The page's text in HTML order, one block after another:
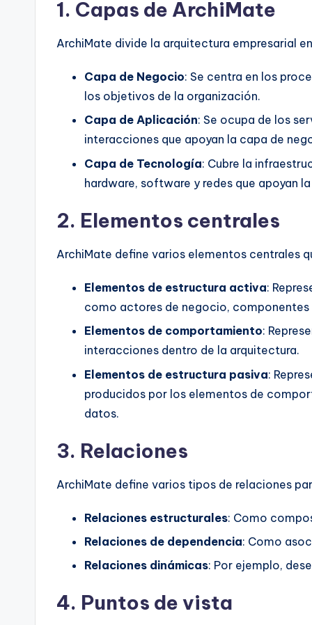
si
1. Capas de ArchiMate
ArchiMate divide la arquitectura empresarial
Capa de Negocio: Se centra en los
los objetivos de la organización.
Capa de Aplicación: Se ocupa de los
interacciones que apoyan la capa de
Capa de Tecnología: Cubre la
hardware, software y redes que apoyan
2. Elementos centrales
ArchiMate define varios elementos centrales
Elementos de estructura activa:
como actores de negocio,
Elementos de comportamiento:
interacciones dentro de la arquitectura.
Elementos de estructura pasiva:
producidos por los elementos de
datos.
3. Relaciones
ArchiMate define varios tipos de relaciones
Relaciones estructurales: Como
Relaciones de dependencia: Como
Relaciones dinámicas: Por ejemplo,
4. Puntos de vista